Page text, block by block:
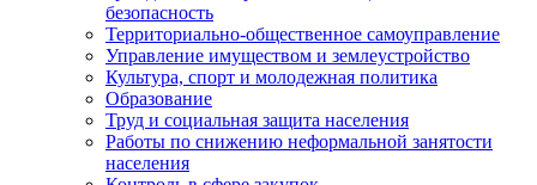
безопасность
Территориально-общественное самоуправление
Управление имуществом и землеустройство
Культура, спорт и молодежная политика
Образование
Труд и социальная защита населения
Работы по снижению неформальной занятости
населения